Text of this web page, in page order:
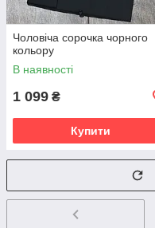
Чоловіча сорочка чорного
кольору
В наявності
1 099 ₴
Купити